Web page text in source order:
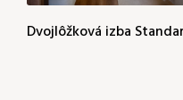
Dvojlôžková izba